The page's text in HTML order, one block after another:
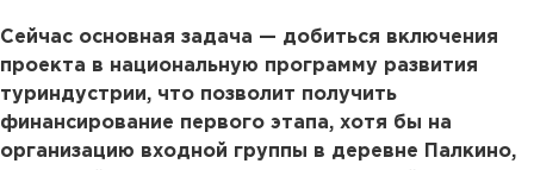
Сейчас основная задача — добиться включения
проекта в национальную программу развития
туриндустрии, что позволит получить
финансирование первого этапа, хотя бы на
организацию входной группы в деревне Палкино,